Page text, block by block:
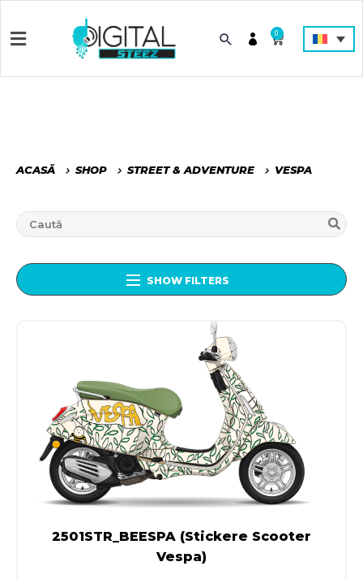
0
ACASĂ SHOP STREET & ADVENTURE VESPA
SHOW FILTERS
2501STR_BEESPA (Stickere Scooter
Vespa)